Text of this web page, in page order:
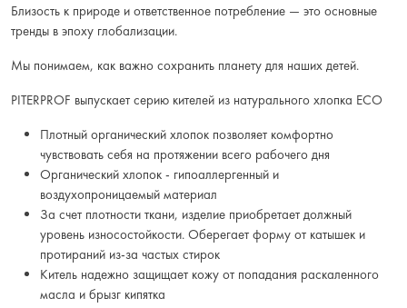
Близость к природе и ответственное потребление — это основные
тренды в эпоху глобализации.
Мы понимаем, как важно сохранить планету для наших детей.
PITERPROF выпускает серию кителей из натурального хлопка ECO
Плотный органический хлопок позволяет комфортно
чувствовать себя на протяжении всего рабочего дня
Органический хлопок - гипоаллергенный и
воздухопроницаемый материал
За счет плотности ткани, изделие приобретает должный
уровень износостойкости. Оберегает форму от катышек и
протираний из-за частых стирок
Китель надежно защищает кожу от попадания раскаленного
масла и брызг кипятка